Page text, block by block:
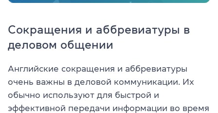
Сокращения и аббревиатуры в
деловом общении
Английские сокращения и аббревиатуры
очень важны в деловой коммуникации. Их
обычно используют для быстрой и
эффективной передачи информации во время